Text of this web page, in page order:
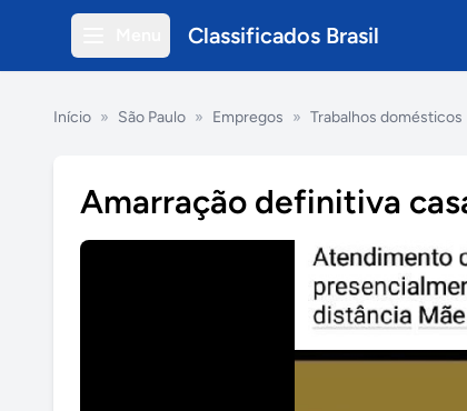
Classificados Brasil
Início » São Paulo » Empregos » Trabalhos domésticos
Amarração definitiva